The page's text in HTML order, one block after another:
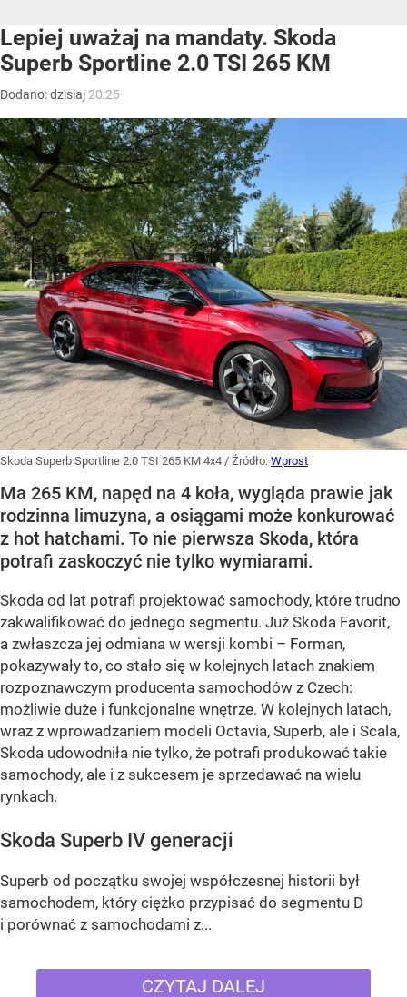
Lepiej uważaj na mandaty. Skoda
Superb Sportline 2.0 TSI 265 KM
Dodano:dzisiaj 20:25
Skoda Superb Sportline 2.0 TSI 265 KM 4x4 / Źródło: Wprost
Ma 265 KM, napęd na 4 koła, wygląda prawie jak
rodzinna limuzyna, a osiągami może konkurować
z hot hatchami. To nie pierwsza Skoda, która
potrafi zaskoczyć nie tylko wymiarami.
Skoda od lat potrafi projektować samochody, które trudno
zakwalifikować do jednego segmentu. Już Skoda Favorit,
a zwłaszcza jej odmiana w wersji kombi – Forman,
pokazywały to, co stało się w kolejnych latach znakiem
rozpoznawczym producenta samochodów z Czech:
możliwie duże i funkcjonalne wnętrze. W kolejnych latach,
wraz z wprowadzaniem modeli Octavia, Superb, ale i Scala,
Skoda udowodniła nie tylko, że potrafi produkować takie
samochody, ale i z sukcesem je sprzedawać na wielu
rynkach.
Skoda Superb IV generacji
Superb od początku swojej współczesnej historii był
samochodem, który ciężko przypisać do segmentu D
i porównać z samochodami z...
CZYTAJ DALEJ